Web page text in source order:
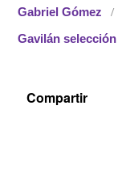
Gabriel Gómez
Gavilán selección